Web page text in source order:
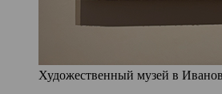
Художественный музей в